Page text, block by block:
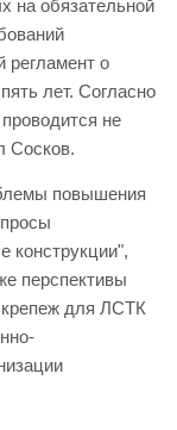
на обязательной
регламент о
лет. Согласно
не
Сосков.
повышения
конструкции",
перспективы
крепеж для ЛСТК